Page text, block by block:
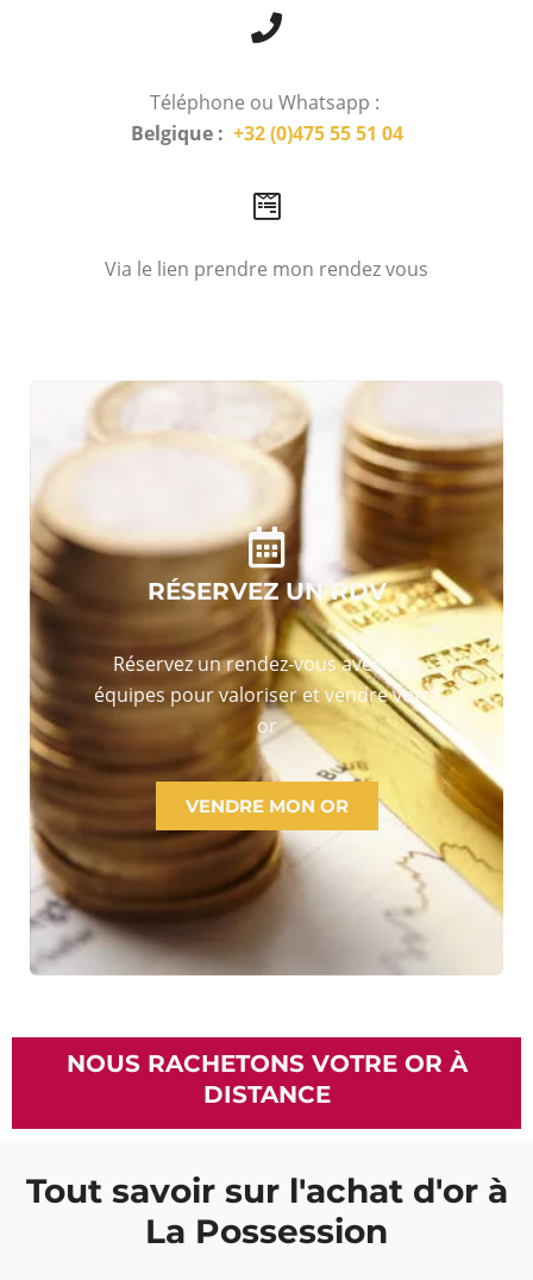
Téléphone ou Whatsapp :
Belgique : +32 (0)475 55 51 04
Via le lien prendre mon rendez vous
RÉSERVEZ UN RDV
Réservez un rendez-vous avec nos
équipes pour valoriser et vendre votre
or
VENDRE MON OR
NOUS RACHETONS VOTRE OR À
DISTANCE
Tout savoir sur l'achat d'or à
La Possession